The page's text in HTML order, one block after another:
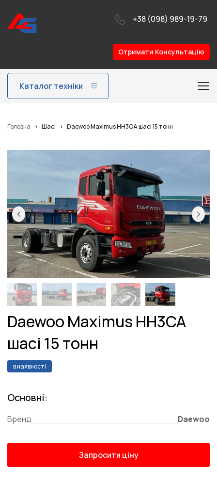
+38 (098) 989-19-79
Отримати Консультацію
Каталог техніки
Головна > Шасі > Daewoo Maximus HH3CA шасі 15 тонн
Daewoo Maximus HH3CA
шасі 15 тонн
в наявності
Основні:
Бренд Daewoo
Запросити ціну